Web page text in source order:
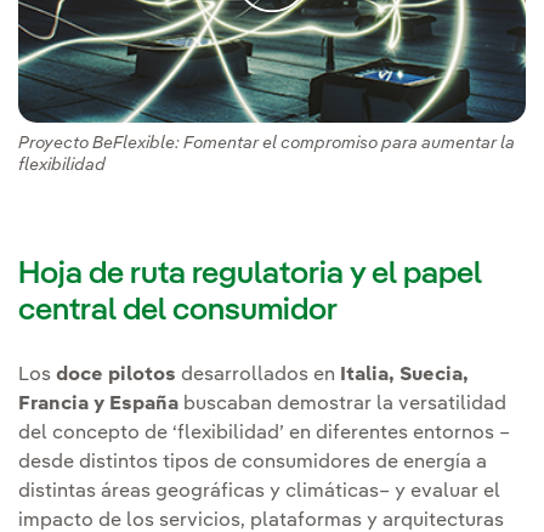
Proyecto BeFlexible: Fomentar el compromiso para aumentar la
flexibilidad
Hoja de ruta regulatoria y el papel
central del consumidor
Los doce pilotos desarrollados en
Italia, Suecia,
Francia y España buscaban demostrar la versatilidad
del concepto de ‘flexibilidad’ en diferentes entornos –
desde distintos tipos de consumidores de energía a
distintas áreas geográficas y climáticas– y evaluar el
impacto de los servicios, plataformas y arquitecturas